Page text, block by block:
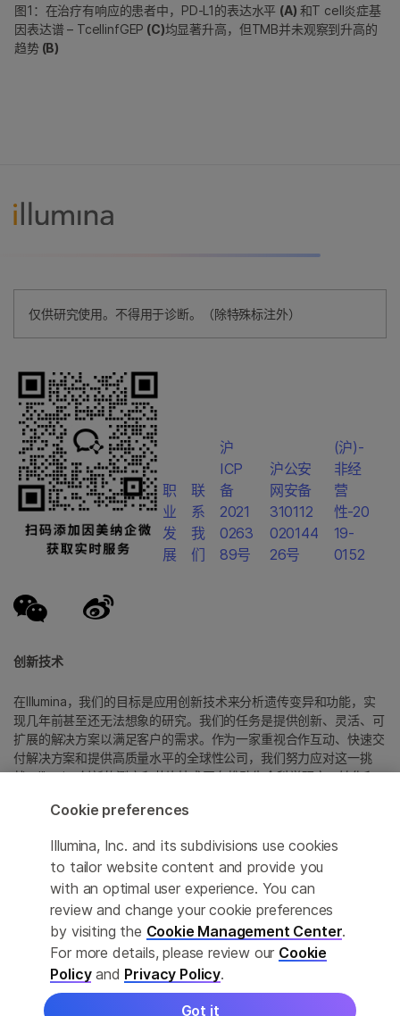
图1：在治疗有响应的患者中，PD-L1的表达水平 (A) 和T cell炎症基
因表达谱 – TcellinfGEP (C)均显著升高，但TMB并未观察到升高的
趋势(B)
仅供研究使用。不得用于诊断。（除特殊标注外）
创新技术
在Illumina，我们的目标是应用创新技术来分析遗传变异和功能，实
现几年前甚至还无法想象的研究。我们的任务是提供创新、灵活、可
扩展的解决方案以满足客户的需求。作为一家重视合作互动、快速交
付解决方案和提供高质量水平的全球性公司，我们努力应对这一挑
战。Illumina创新的测序和芯片技术正在推动生命科学研究、转化和
具体商标信息，请参见
www.illumina.com.cn/company/legal.html。
Cookie Management Center
隐私政策
职
业
发
展
联
系
我
们
沪
ICP
备
2021
0263
89号
沪公安
网安备
310112
020144
26号
(沪)-
非经
营
性-20
19-
0152
Cookie preferences
Illumina, Inc. and its subdivisions use cookies
to tailor website content and provide you
with an optimal user experience. You can
review and change your cookie preferences
by visiting the Cookie Management Center.
For more details, please review our Cookie
Policyand Privacy Policy.
Got it